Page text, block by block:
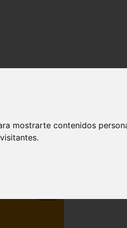
mostrarte contenidos